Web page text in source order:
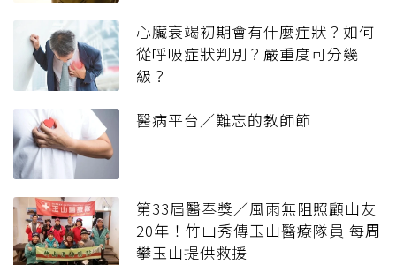
心臟衰竭初期會有什麼症狀？如何
從呼吸症狀判別？嚴重度可分幾
級？
醫病平台／難忘的教師節
第33屆醫奉獎／風雨無阻照顧山友
20年！竹山秀傳玉山醫療隊員 每周
攀玉山提供救援